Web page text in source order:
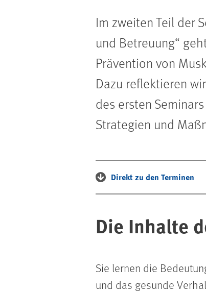
Im zweiten Teil der
und Betreuung“
Prävention von
Dazu reflektieren
des ersten
Strategien und
Direkt zu den Terminen
Die Inhalte
Sie lernen die
und das gesunde